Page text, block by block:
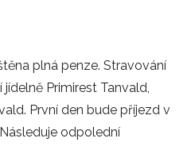
Florbal Jablonec…
plná penze. Stravování
Primirest Tanvald,
První den bude příjezd v
odpolední